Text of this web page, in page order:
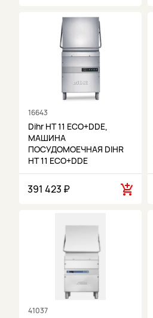
16643
Dihr HT 11 ECO+DDE,
МАШИНА
ПОСУДОМОЕЧНАЯ DIHR
HT 11 ECO+DDE
391 423 ₽
41037